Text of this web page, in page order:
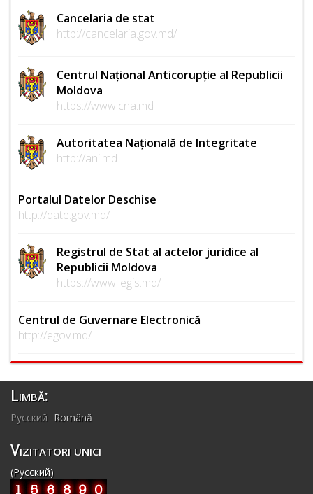
Cancelaria de stat
http://cancelaria.gov.md/
Centrul Național Anticorupție al Republicii
Moldova
https://www.cna.md
Autoritatea Națională de Integritate
http://ani.md
Portalul Datelor Deschise
http://date.gov.md/
Registrul de Stat al actelor juridice al
Republicii Moldova
https://www.legis.md/
Centrul de Guvernare Electronică
http://egov.md/
Limbă:
Русский Română
Vizitatori unici
(Русский)